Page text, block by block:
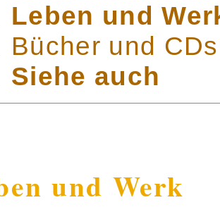
Leben und
Bücher und CDs
Siehe auch
und Werk